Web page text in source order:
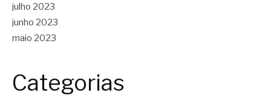
julho 2023
junho 2023
maio 2023
Categorias